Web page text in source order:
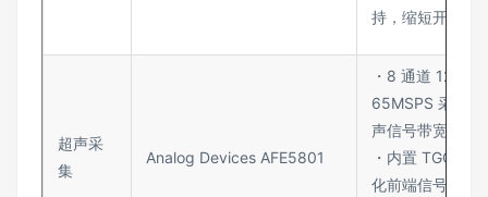
持，缩短开发周
超声采
集
Analog Devices AFE5801
・8 通道 12 位
65MSPS 采样率
声信号带宽
・内置 TGC 与
化前端信号调理